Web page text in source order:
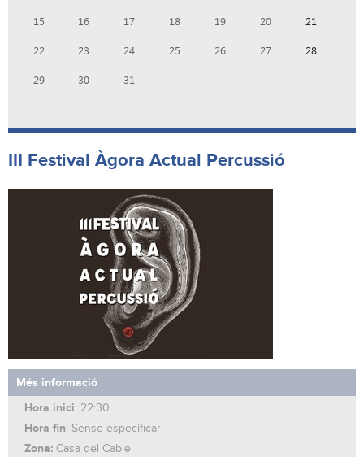
15 16 17 18 19 20 21
22 23 24 25 26 27 28
29 30 31
III Festival Àgora Actual Percussió
Més informació
Hora inici: 22:30
Hora fin: Sense especificar
Zona: Casa del Cable